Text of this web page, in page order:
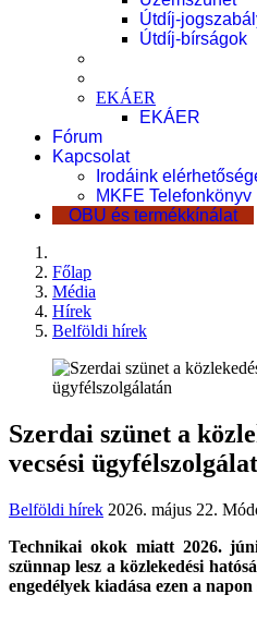
Útdíj-
Útdíj-bírságok
EKÁER
EKÁER
Fórum
Kapcsolat
Irodáink
MKFE Telefonkönyv
OBU és termékkínálat
Főlap
Média
Hírek
Belföldi hírek
Szerdai szünet a
vecsési
Belföldi hírek 2026. május 22.
Technikai okok miatt 2026.
szünnap lesz a közlekedési
engedélyek kiadása ezen a napon